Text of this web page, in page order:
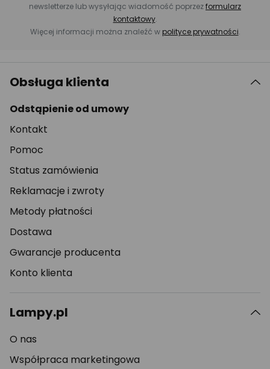
newsletterze lub wysyłając wiadomość poprzezformularz
kontaktowy.
Więcej informacji można znaleźć w polityce prywatności.
Obsługa klienta
Odstąpienie od umowy
Kontakt
Pomoc
Status zamówienia
Reklamacje i zwroty
Metody płatności
Dostawa
Gwarancje producenta
Konto klienta
Lampy.pl
O nas
Współpraca marketingowa